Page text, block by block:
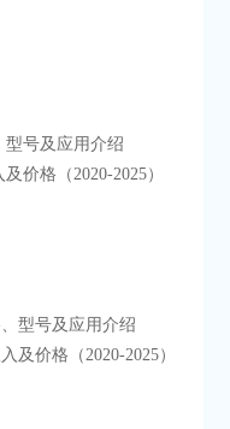
、型号及应用介绍
入及价格（2020-2025）
格、型号及应用介绍
收入及价格（2020-2025）